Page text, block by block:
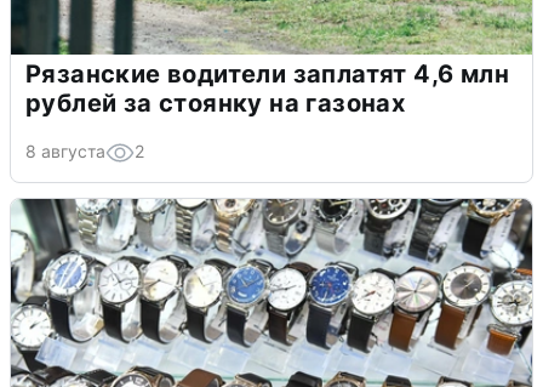
Рязанские водители заплатят 4,6 млн
рублей за стоянку на газонах
8 августа 2